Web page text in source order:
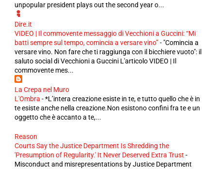
unpopular president plays out the second year o...
Dire.it
VIDEO | Il commovente messaggio di Vecchioni a Guccini: “Mi
batti sempre sul tempo, comincia a versare vino”- "Comincia a
versare vino. Non fare che ti raggiunga con il bicchiere vuoto": il
saluto social di Vecchioni a Guccini L'articolo VIDEO | Il
commovente mes...
La Crepa nel Muro
L'Ombra -*L’intera creazione esiste in te, e tutto quello che è in
te esiste anche nella creazione.Non esistono confini fra te e un
oggetto che è accanto a te,...
Reason
Courts Say the Justice Department Is Shredding the
'Presumption of Regularity.' It Never Deserved Extra Trust -
Misconduct and misrepresentations by Justice Department